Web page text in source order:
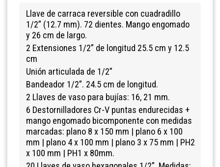
Llave de carraca reversible con cuadradillo
1/2” (12.7 mm). 72 dientes. Mango engomado
y 26 cm de largo.
2 Extensiones 1/2” de longitud 25.5 cm y 12.5
cm
Unión articulada de 1/2”
Bandeador 1/2”. 24.5 cm de longitud.
2 Llaves de vaso para bujías: 16, 21 mm.
6 Destornilladores Cr-V puntas endurecidas +
mango engomado bicomponente con medidas
marcadas: plano 8 x 150 mm | plano 6 x 100
mm | plano 4 x 100 mm | plano 3 x 75 mm | PH2
x 100 mm | PH1 x 80mm.